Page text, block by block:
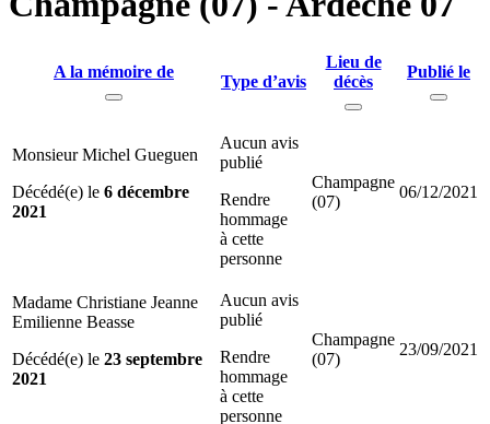
A la mémoire de
Type d’avis
Lieu de
décès
Publié le
Monsieur Michel Gueguen
Décédé(e) le 6 décembre
2021
Aucun avis
publié
Rendre
hommage
à cette
personne
Champagne
(07)
06/12/2021
Madame Christiane Jeanne
Emilienne Beasse
Décédé(e) le 23 septembre
2021
Aucun avis
publié
Rendre
hommage
à cette
personne
Champagne
(07)
23/09/2021